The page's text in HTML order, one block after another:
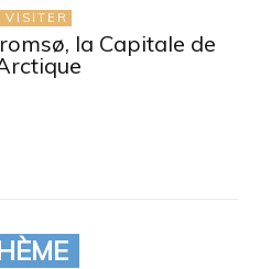
VISITER
la Capitale de